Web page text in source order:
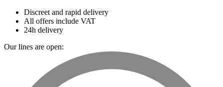
Discreet and rapid delivery
All offers include VAT
24h delivery
Our lines are open: